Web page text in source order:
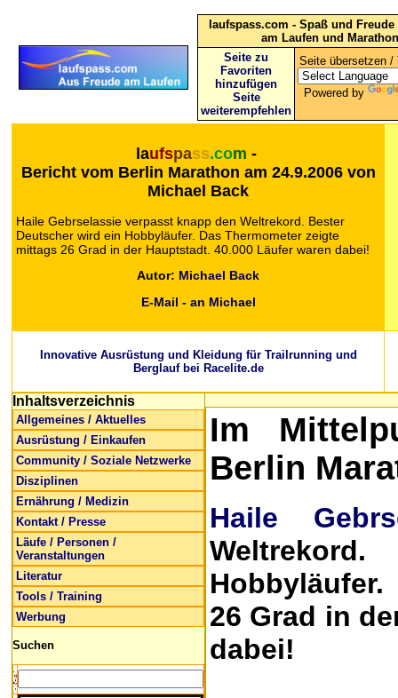
laufspass.com - Spaß und
am Laufen und Marathon
Seite zu
Favoriten
hinzufügen
Seite
weiterempfehlen
Seite übersetzen /
Powered by
laufspass.com -
Bericht vom Berlin Marathon am 24.9.2006 von
Michael Back
Haile Gebrselassie verpasst knapp den Weltrekord. Bester
Deutscher wird ein Hobbyläufer. Das Thermometer zeigte
mittags 26 Grad in der Hauptstadt. 40.000 Läufer waren dabei!
Autor: Michael Back
E-Mail - an Michael
Innovative Ausrüstung und Kleidung für Trailrunning und
Berglauf bei Racelite.de
Inhaltsverzeichnis
Allgemeines / Aktuelles
Ausrüstung / Einkaufen
Community / Soziale Netzwerke
Disziplinen
Ernährung / Medizin
Kontakt / Presse
Läufe / Personen /
Veranstaltungen
Literatur
Tools / Training
Werbung
Suchen
Im
Berlin
Haile
26 Grad in
dabei!